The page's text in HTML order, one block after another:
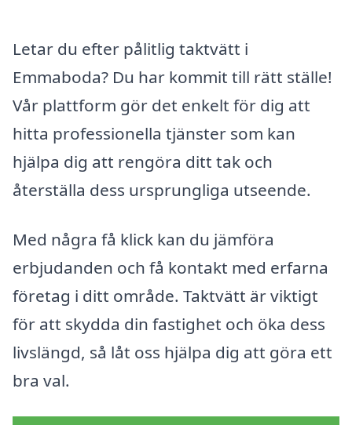
Letar du efter pålitlig taktvätt i
Emmaboda? Du har kommit till rätt ställe!
Vår plattform gör det enkelt för dig att
hitta professionella tjänster som kan
hjälpa dig att rengöra ditt tak och
återställa dess ursprungliga utseende.
Med några få klick kan du jämföra
erbjudanden och få kontakt med erfarna
företag i ditt område. Taktvätt är viktigt
för att skydda din fastighet och öka dess
livslängd, så låt oss hjälpa dig att göra ett
bra val.